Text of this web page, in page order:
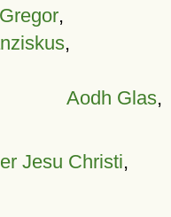
,
,
Aodh Glas,
Jesu Christi,